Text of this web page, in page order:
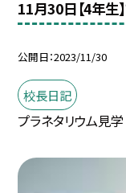
11月30日【4年生
公開日 2023/11/30
校長日記
プラネタリウム見学